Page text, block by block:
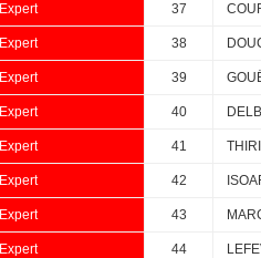
Expert 37
Expert 38
Expert 39
Expert 40
Expert 41
Expert 42
Expert 43
Expert 44